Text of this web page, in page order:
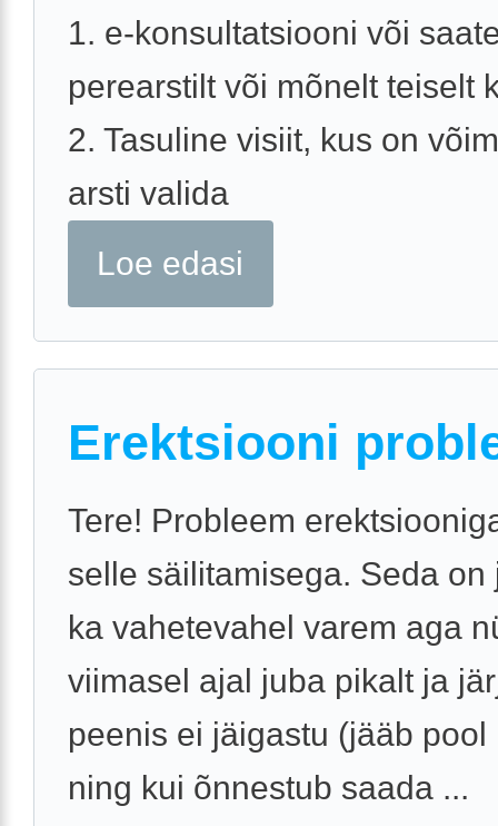
1. e-konsultatsiooni või
perearstilt või mõnelt teiselt
2. Tasuline visiit, kus on
arsti valida
Loe edasi
Erektsiooni
Tere! Probleem
selle säilitamisega. Seda on
ka vahetevahel varem aga
viimasel ajal juba pikalt ja
peenis ei jäigastu (jääb pool
ning kui õnnestub saada ...